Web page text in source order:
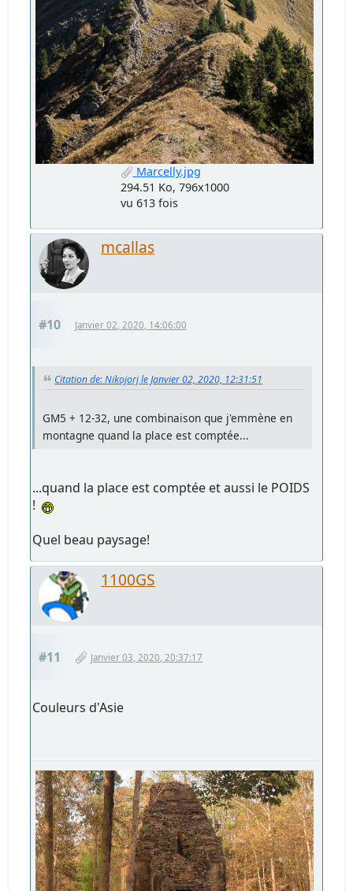
Marcelly.jpg
294.51 Ko, 796x1000
vu 613 fois
mcallas
#10 Janvier 02, 2020, 14:06:00
Citation de: Nikojorj le Janvier 02, 2020, 12:31:51
GM5 + 12-32, une combinaison que j'emmène en
montagne quand la place est comptée...
...quand la place est comptée et aussi le POIDS
!
Quel beau paysage!
1100GS
#11 Janvier 03, 2020, 20:37:17
Couleurs d'Asie